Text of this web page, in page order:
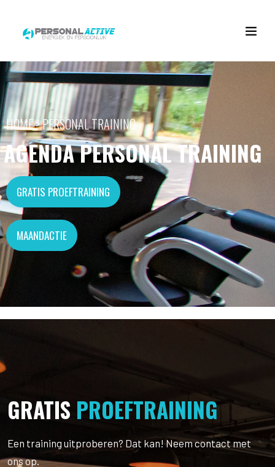
HOME > PERSONAL TRAINING
AGENDA PERSONAL TRAINING
GRATIS PROEFTRAINING
MAANDACTIE
GRATIS PROEFTRAINING
Een training uitproberen? Dat kan! Neem contact met
ons op.